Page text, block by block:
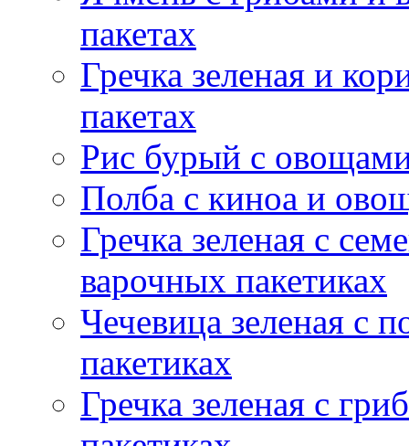
пакетах
Гречка зеленая и
пакетах
Рис бурый с
Полба с киноа и
Гречка зеленая с
варочных пакетиках
Чечевица зеленая с
пакетиках
Гречка зеленая с